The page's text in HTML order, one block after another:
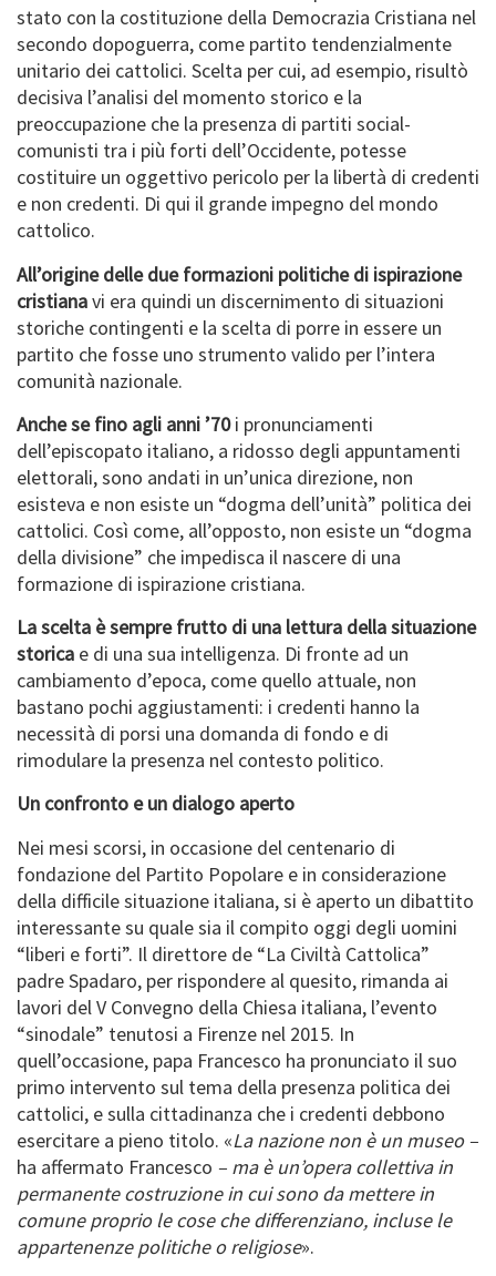
stato con la costituzione della Democrazia Cristiana nel
secondo dopoguerra, come partito tendenzialmente
unitario dei cattolici. Scelta per cui, ad esempio, risultò
decisiva l’analisi del momento storico e la
preoccupazione che la presenza di partiti social-
comunisti tra i più forti dell’Occidente, potesse
costituire un oggettivo pericolo per la libertà di credenti
e non credenti. Di qui il grande impegno del mondo
cattolico.
All’origine delle due formazioni politiche di ispirazione
cristianavi era quindi un discernimento di situazioni
storiche contingenti e la scelta di porre in essere un
partito che fosse uno strumento valido per l’intera
comunità nazionale.
Anche se fino agli anni ’70i pronunciamenti
dell’episcopato italiano, a ridosso degli appuntamenti
elettorali, sono andati in un’unica direzione, non
esisteva e non esiste un “dogma dell’unità” politica dei
cattolici. Così come, all’opposto, non esiste un “dogma
della divisione” che impedisca il nascere di una
formazione di ispirazione cristiana.
La scelta è sempre frutto di una lettura della situazione
storica e di una sua intelligenza. Di fronte ad un
cambiamento d’epoca, come quello attuale, non
bastano pochi aggiustamenti: i credenti hanno la
necessità di porsi una domanda di fondo e di
rimodulare la presenza nel contesto politico.
Un confronto e un dialogo aperto
Nei mesi scorsi, in occasione del centenario di
fondazione del Partito Popolare e in considerazione
della difficile situazione italiana, si è aperto un dibattito
interessante su quale sia il compito oggi degli uomini
“liberi e forti”. Il direttore de “La Civiltà Cattolica”
padre Spadaro, per rispondere al quesito, rimanda ai
lavori del V Convegno della Chiesa italiana, l’evento
“sinodale” tenutosi a Firenze nel 2015. In
quell’occasione, papa Francesco ha pronunciato il suo
primo intervento sul tema della presenza politica dei
cattolici, e sulla cittadinanza che i credenti debbono
esercitare a pieno titolo. «La nazione non è un museo –
ha affermato Francesco – ma è un’opera collettiva in
permanente costruzione in cui sono da mettere in
comune proprio le cose che differenziano, incluse le
appartenenze politiche o religiose».